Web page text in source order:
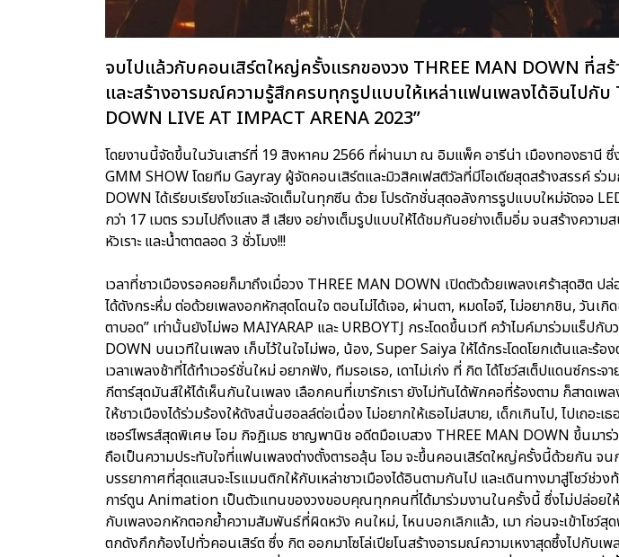
จบไปแล้วกับคอนเสิร์ตใหญ่ครั้งแรกของวง THREE MAN DOWN ที่สร้
และสร้างอารมณ์ความรู้สึกครบทุกรูปแบบให้เหล่าแฟนเพลงได้อินไปกับ
DOWN LIVE AT IMPACT ARENA 2023”
โดยงานนี้จัดขึ้นในวันเสาร์ที่ 19 สิงหาคม 2566 ที่ผ่านมา ณ อิมแพ็ค อารีน่า เมืองทองธานี
GMM SHOW โดยทีม Gayray ผู้จัดคอนเสิร์ตและมิวสิคเฟสติวัลที่มีไอเดียสุดสร้างสรรค์ ร่ว
DOWN ได้เรียบเรียงโชว์และจัดเต็มในทุกซีน ด้วย โปรดักชั่นสุดอลังการรูปแบบใหม่จัดจอ
กว่า 17 เมตร รวมไปถึงแสง สี เสียง อย่างเต็มรูปแบบให้ได้ชมกันอย่างเต็มอิ่ม จนสร้างความ
หัวเราะ และน้ำตาตลอด 3 ชั่วโมง!!!
เวลาที่ชาวเมืองรอคอยก็มาถึงเมื่อวง THREE MAN DOWN เปิดตัวด้วยเพลงเศร้าสุดฮิต ปล่
ได้ดังกระหึ่ม ต่อด้วยเพลงอกหักสุดโดนใจ ตอนไม่ได้เจอ, ผ่านตา, หมดไอจี, ไม่อยากชิน, วันเ
ตาบอด” เท่านั้นยังไม่พอ MAIYARAP และ URBOYTJ กระโดดขึ้นเวที คว้าไมค์มาร่วมแร็ปกั
DOWN บนเวทีในเพลง เก็บไว้ในใจไม่พอ, น้อง, Super Saiya ให้ได้กระโดดโยกเต้นและร้
เวลาเพลงช้าที่ได้ทำเวอร์ชั่นใหม่ อยากฟัง, ทีมรอเธอ, เดาไม่เก่ง ที่ กิต ได้โชว์สเต็ปแดนซ์กระจ
กีตาร์สุดมันส์ให้ได้เห็นกันในเพลง เลือกคนที่เขารักเรา ยังไม่ทันได้พักคอที่ร้องตาม ก็สาดเพ
ให้ชาวเมืองได้ร่วมร้องให้ดังสนั่นฮอลล์ต่อเนื่อง ไม่อยากให้เธอไม่สบาย, เด็กเกินไป, ไปเถอะเธ
เซอร์ไพรส์สุดพิเศษ โอม กิจฏิเมธ ชาญพานิช อดีตมือเบสวง THREE MAN DOWN ขึ้นมา
ถือเป็นความประทับใจที่แฟนเพลงต่างตั้งตารอลุ้น โอม จะขึ้นคอนเสิร์ตใหญ่ครั้งนี้ด้วยกัน จน
บรรยากาศที่สุดแสนจะโรแมนติกให้กับเหล่าชาวเมืองได้อินตามกันไป และเดินทางมาสู่โชว์ช่ว
การ์ตูน Animation เป็นตัวแทนของวงขอบคุณทุกคนที่ได้มาร่วมงานในครั้งนี้ ซึ่งไม่ปล่อยใ
กับเพลงอกหักตอกย้ำความสัมพันธ์ที่ผิดหวัง คนใหม่, ไหนบอกเลิกแล้ว, เมา ก่อนจะเข้าโชว์
ตกดังกึกก้องไปทั่วคอนเสิร์ต ซึ่ง กิต ออกมาโซโล่เปียโนสร้างอารมณ์ความเหงาสุดซึ้งไปกับเ